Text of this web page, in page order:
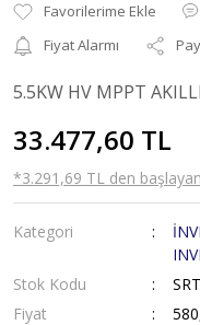
Fiyat Alarmı
5.5KW HV MPPT
33.477,60 TL
*3.291,69 TL den
Kategori
Stok Kodu
Fiyat